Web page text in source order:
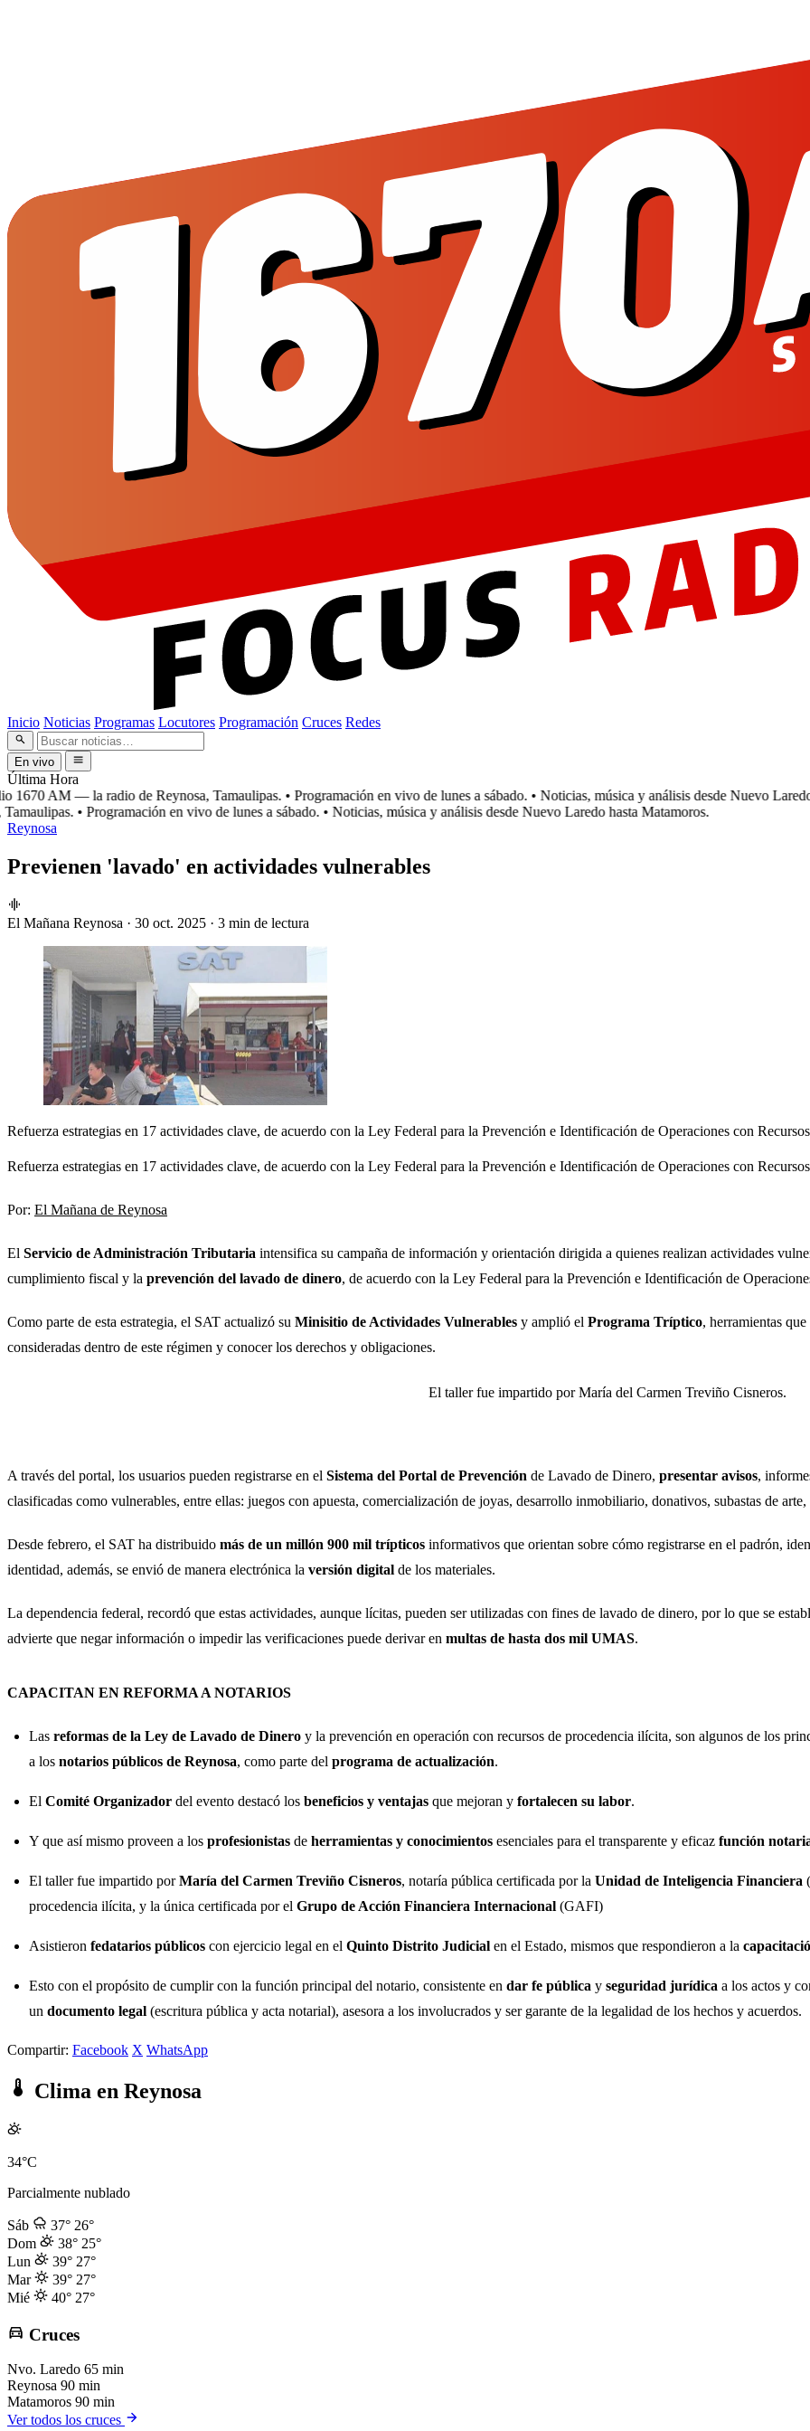
Inicio Noticias Programas Locutores Programación Cruces Redes
En vivo
Última Hora
AM — la radio de Reynosa, Tamaulipas. • Programación en vivo de lunes a sábado. • Noticias, música y análisis desde Nuevo Laredo
• Programación en vivo de lunes a sábado. • Noticias, música y análisis desde Nuevo Laredo hasta Matamoros.
Reynosa
Previenen 'lavado' en actividades vulnerables
El Mañana Reynosa · 30 oct. 2025 · 3 min de lectura
Refuerza estrategias en 17 actividades clave, de acuerdo con la Ley Federal para la Prevención e Identificación de Operaciones con
Refuerza estrategias en 17 actividades clave, de acuerdo con la Ley Federal para la Prevención e Identificación de Operaciones con
Por: El Mañana de Reynosa
El Servicio de Administración Tributaria intensifica su campaña de información y orientación dirigida a quienes realizan actividades
cumplimiento fiscal y la prevención del lavado de dinero, de acuerdo con la Ley Federal para la Prevención e Identificación de
Como parte de esta estrategia, el SAT actualizó su Minisitio de Actividades Vulnerables y amplió el Programa Tríptico, herramientas
consideradas dentro de este régimen y conocer los derechos y obligaciones.
El taller fue impartido por María del Carmen Treviño Cisneros.
A través del portal, los usuarios pueden registrarse en el Sistema del Portal de Prevención de Lavado de Dinero, presentar avisos,
clasificadas como vulnerables, entre ellas: juegos con apuesta, comercialización de joyas, desarrollo inmobiliario, donativos, subastas de
Desde febrero, el SAT ha distribuido más de un millón 900 mil trípticos informativos que orientan sobre cómo registrarse en el padrón,
identidad, además, se envió de manera electrónica la versión digital de los materiales.
La dependencia federal, recordó que estas actividades, aunque lícitas, pueden ser utilizadas con fines de lavado de dinero, por lo que se
advierte que negar información o impedir las verificaciones puede derivar en multas de hasta dos mil UMAS.
CAPACITAN EN REFORMA A NOTARIOS
Las reformas de la Ley de Lavado de Dinero y la prevención en operación con recursos de procedencia ilícita, son algunos de los
a los notarios públicos de Reynosa, como parte del programa de actualización.
El Comité Organizador del evento destacó los beneficios y ventajas que mejoran y fortalecen su labor.
Y que así mismo proveen a los profesionistas de herramientas y conocimientos esenciales para el transparente y eficaz función
El taller fue impartido porMaría del Carmen Treviño Cisneros, notaría pública certificada por la Unidad de Inteligencia Financiera
procedencia ilícita, y la única certificada por el Grupo de Acción Financiera Internacional (GAFI)
Asistieron fedatarios públicos con ejercicio legal en el Quinto Distrito Judicial en el Estado, mismos que respondieron a la
Esto con el propósito de cumplir con la función principal del notario, consistente en dar fe pública y seguridad jurídica a los actos y
un documento legal (escritura pública y acta notarial), asesora a los involucrados y ser garante de la legalidad de los hechos y acuerdos.
Compartir: Facebook X WhatsApp
Clima en Reynosa
34°C
Parcialmente nublado
Sáb 37° 26°
Dom
38° 25°
Lun
39° 27°
Mar
39° 27°
Mié
40° 27°
Cruces
Nvo. Laredo 65 min
Reynosa 90 min
Matamoros 90 min
Ver todos los cruces